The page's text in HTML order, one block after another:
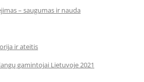
– saugumas ir nauda
ir ateitis
gamintojai Lietuvoje 2021